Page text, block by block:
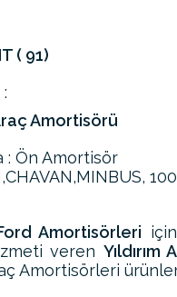
( 91)
Amortisörü
: Ön Amortisör
Amortisörleri
veren Yıldırım
Amortisörleri